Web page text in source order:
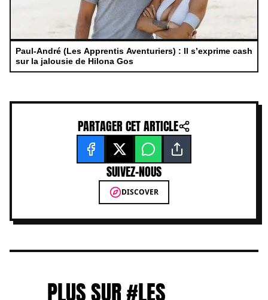
Paul-André (Les Apprentis Aventuriers) : Il s’exprime cash
sur la jalousie de Hilona Gos
PARTAGER CET ARTICLE
SUIVEZ-NOUS
DISCOVER
PLUS SUR #LES